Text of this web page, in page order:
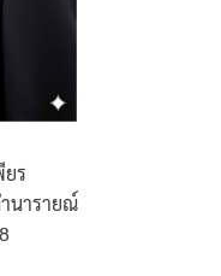
ร
นารายณ์